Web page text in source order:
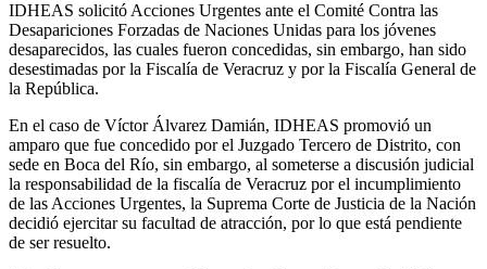
IDHEAS solicitó Acciones Urgentes ante el Comité Contra las
Desapariciones Forzadas de Naciones Unidas para los jóvenes
desaparecidos, las cuales fueron concedidas, sin embargo, han sido
desestimadas por la Fiscalía de Veracruz y por la Fiscalía General de
la República.
En el caso de Víctor Álvarez Damián, IDHEAS promovió un
amparo que fue concedido por el Juzgado Tercero de Distrito, con
sede en Boca del Río, sin embargo, al someterse a discusión judicial
la responsabilidad de la fiscalía de Veracruz por el incumplimiento
de las Acciones Urgentes, la Suprema Corte de Justicia de la Nación
decidió ejercitar su facultad de atracción, por lo que está pendiente
de ser resuelto.